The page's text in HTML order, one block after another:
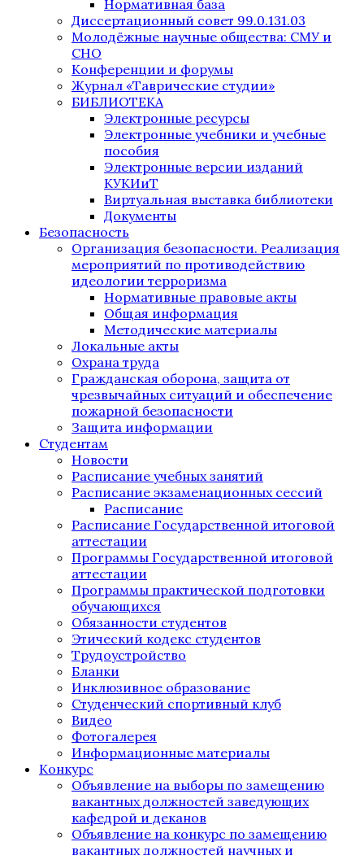
Нормативная база
Диссертационный совет 99.0.131.03
Молодёжные научные общества: СМУ и
СНО
Конференции и форумы
Журнал «Таврические студии»
БИБЛИОТЕКА
Электронные ресурсы
Электронные учебники и учебные
пособия
Электронные версии изданий
КУКИиТ
Виртуальная выставка библиотеки
Документы
Безопасность
Организация безопасности. Реализация
мероприятий по противодействию
идеологии терроризма
Нормативные правовые акты
Общая информация
Методические материалы
Локальные акты
Охрана труда
Гражданская оборона, защита от
чрезвычайных ситуаций и обеспечение
пожарной безопасности
Защита информации
Студентам
Новости
Расписание учебных занятий
Расписание экзаменационных сессий
Расписание
Расписание Государственной итоговой
аттестации
Программы Государственной итоговой
аттестации
Программы практической подготовки
обучающихся
Обязанности студентов
Этический кодекс студентов
Трудоустройство
Бланки
Инклюзивное образование
Студенческий спортивный клуб
Видео
Фотогалерея
Информационные материалы
Конкурс
Объявление на выборы по замещению
вакантных должностей заведующих
кафедрой и деканов
Объявление на конкурс по замещению
вакантных должностей научных и